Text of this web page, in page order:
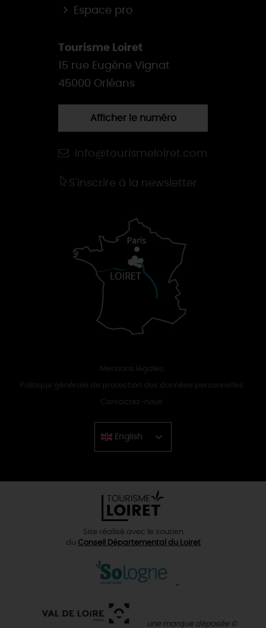
Espace pro
Tourisme Loiret
15 rue Eugène Vignat
45000 Orléans
Afficher le numéro
info@tourismeloiret.com
S'inscrire à la newsletter
Mentions légales
Politique générale de protection des données personnelles
Contactez-nous
English
Chinese
Site réalisé avec le soutien
du Conseil Départemental du Loiret
une marque déposée ©